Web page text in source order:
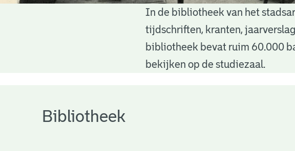
In de bibliotheek van het
tijdschriften, kranten,
bibliotheek bevat ruim 60.000
bekijken op de studiezaal.
Bibliotheek